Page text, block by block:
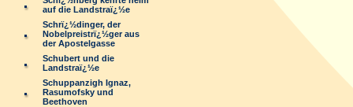
auf die Landstraï¿½e
Schrï¿½dinger, der
Nobelpreistrï¿½ger aus
der Apostelgasse
Schubert und die
Landstraï¿½e
Schuppanzigh Ignaz,
Rasumofsky und
Beethoven